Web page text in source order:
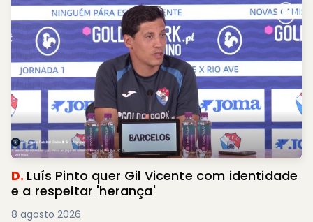
D. Luís Pinto quer Gil Vicente com identidade
e a respeitar 'herança'
8 agosto 2026